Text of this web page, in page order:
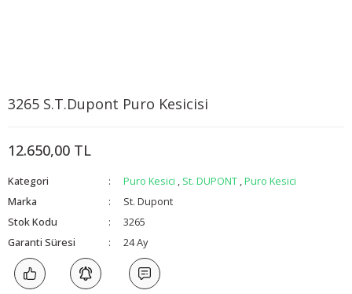
3265 S.T.Dupont Puro Kesicisi
12.650,00 TL
Kategori Puro Kesici , St. DUPONT ,Puro Kesici
Marka
St. Dupont
Stok Kodu
3265
Garanti Süresi
24 Ay